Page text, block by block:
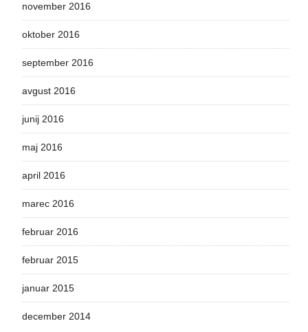
november 2016
oktober 2016
september 2016
avgust 2016
junij 2016
maj 2016
april 2016
marec 2016
februar 2016
februar 2015
januar 2015
december 2014